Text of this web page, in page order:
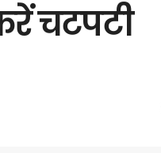
चटपटी